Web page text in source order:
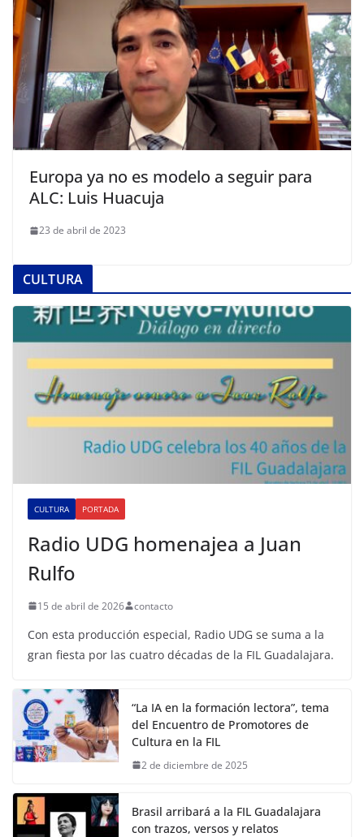
Europa ya no es modelo a seguir para
ALC: Luis Huacuja
23 de abril de 2023
CULTURA
CULTURA PORTADA
Radio UDG homenajea a Juan
Rulfo
15 de abril de 2026 contacto
Con esta producción especial, Radio UDG se suma a la
gran fiesta por las cuatro décadas de la FIL Guadalajara.
“La IA en la formación lectora”, tema
del Encuentro de Promotores de
Cultura en la FIL
2 de diciembre de 2025
Brasil arribará a la FIL Guadalajara
con trazos, versos y relatos